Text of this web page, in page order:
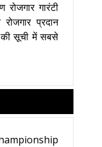
रोजगार गारंटी
प्रदान
की सूची में सबसे